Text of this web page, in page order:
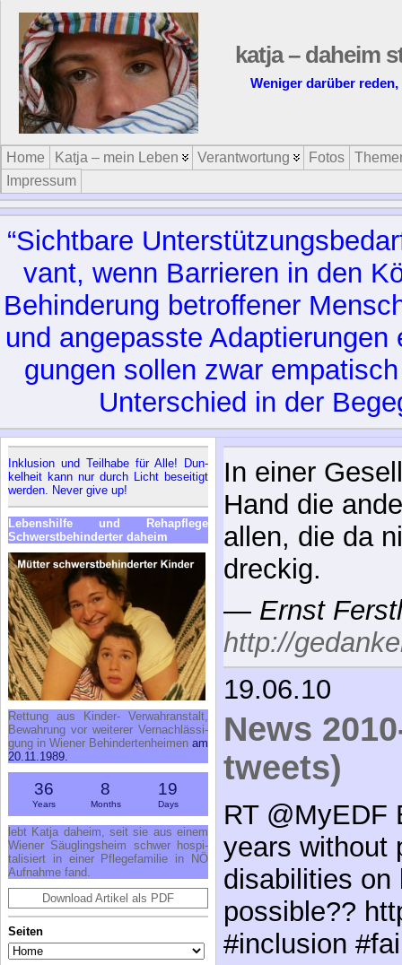
katja – daheim
Weniger darüber
Home Katja – mein Leben Verantwortung Fotos
Impressum
“Sicht­ba­re
vant, wenn Bar­rie­ren in den
Be­hin­de­rung be­trof­fe­ner
und an­ge­pass­te
gun­gen sol­len zwar
Un­ter­schied in der
In­klu­si­on und Teil­ha­be für Al­le! Dun­
kel­heit kann nur durch Licht be­sei­tigt
wer­den. Ne­ver gi­ve up!
Le­bens­hil­fe und Re­h­a­pfle­ge
Schwerst­be­hin­der­ter da­heim
Ret­tung aus Kin­der- Ver­wahr­an­stalt,
Be­wah­rung vor wei­te­rer Ver­nach­läs­si­
gung in Wie­ner Be­hin­der­ten­hei­men am
20.11.1989.
36
Years
8
Months
19
Days
lebt Kat­ja da­heim, seit sie aus ei­nem
Wie­ner Säug­lings­heim schwer hos­pi­
ta­li­siert in ei­ner Pfle­ge­fa­mi­lie in NÖ
Auf­nah­me fand.
Download Artikel als PDF
Seiten
In einer
Hand die
allen, die da
dreckig.
— Ernst Ferstl
http://
19.06.10
News
tweets)
RT @MyEDF
years without
disabilities on
possible??
#inclusion